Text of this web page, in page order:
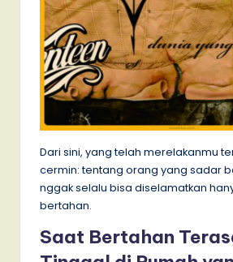
Dari sini, yang telah merelakanmu
cermin: tentang orang yang sadar
nggak selalu bisa diselamatkan
bertahan.
Saat Bertahan